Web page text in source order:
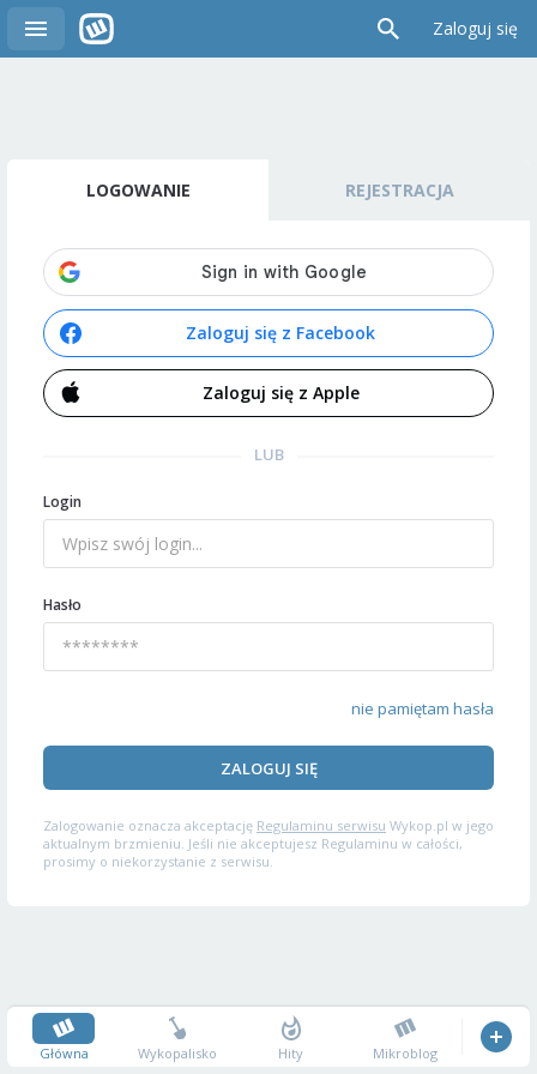
Zaloguj się
LOGOWANIE REJESTRACJA
Zaloguj się z Facebook
Zaloguj się z Apple
LUB
Login
Hasło
nie pamiętam hasła
ZALOGUJ SIĘ
Zalogowanie oznacza akceptację Regulaminu serwisu Wykop.pl w jego
aktualnym brzmieniu. Jeśli nie akceptujesz Regulaminu w całości,
prosimy o niekorzystanie z serwisu.
Główna Wykopalisko Hity Mikroblog